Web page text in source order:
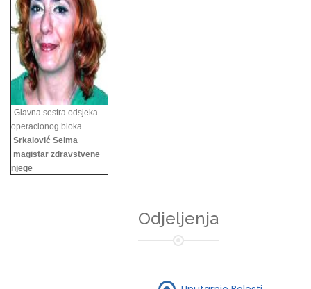
Glavna sestra odsjeka
operacionog bloka
Srkalović Selma
magistar zdravstvene
njege
Odjeljenja